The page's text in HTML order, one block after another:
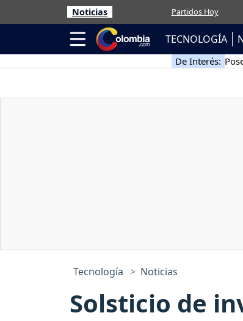
Noticias Partidos Hoy
TECNOLOGÍA
De Interés:
Tecnología Noticias
Solsticio de